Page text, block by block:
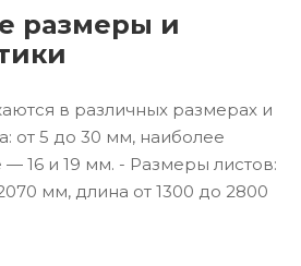
размеры и
в различных размерах и
от 5 до 30 мм, наиболее
16 и 19 мм. - Размеры листов:
мм, длина от 1300 до 2800